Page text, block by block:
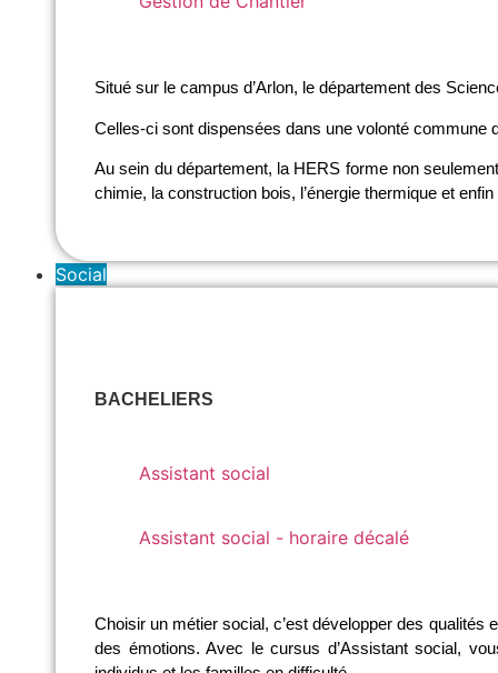
Situé sur le campus d’Arlon, le département des
Celles-ci sont dispensées dans une volonté commune
Au sein du département, la HERS forme non
chimie, la construction bois, l’énergie thermique et
Social
BACHELIERS
Assistant social
Assistant social - horaire décalé
Choisir un métier social, c’est développer des
des émotions. Avec le cursus d’Assistant social,